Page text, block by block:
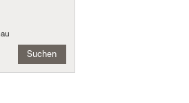
Suchen